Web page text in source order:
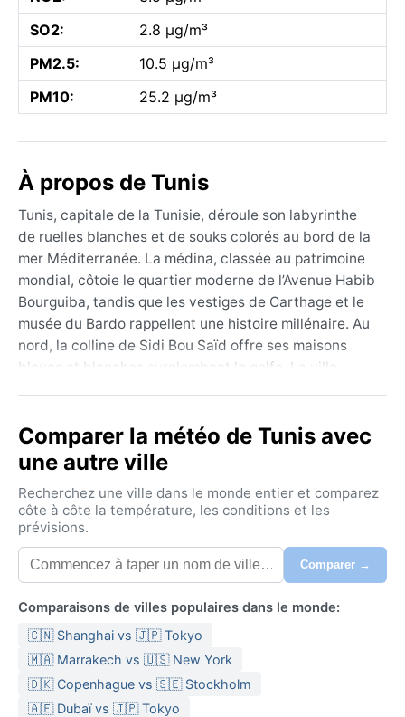
SO2:
2.8 µg/m³
PM2.5:
10.5 µg/m³
PM10:
25.2 µg/m³
À propos de Tunis
Tunis, capitale de la Tunisie, déroule son labyrinthe
de ruelles blanches et de souks colorés au bord de la
mer Méditerranée. La médina, classée au patrimoine
mondial, côtoie le quartier moderne de l’Avenue Habib
Bourguiba, tandis que les vestiges de Carthage et le
musée du Bardo rappellent une histoire millénaire. Au
nord, la colline de Sidi Bou Saïd offre ses maisons
bleues et blanches surplombant le golfe. La ville
parfum de jasmin et de cumin.
Le climat de Tunis, classé Csa selon Köppen, est un
méditerranéen à été chaud. Les étés sont longs, secs
et très chauds, avec des températures dépassant
régulièrement 35 °C en juillet et août, un ciel d’azur et
un taux d’humidité modéré. Les hivers sont doux et
humides, de décembre à février, avec des maximales
rarement torrentielles. Les précipitations annuelles
tournent autour de 400 mm, concentrées en automne
et en hiver. Pour les bagages, des vêtements légers et
un chapeau pour l’été, une veste et un parapluie pour
l’hiver suffisent.
Comparer la météo de Tunis avec
une autre ville
Recherchez une ville dans le monde entier et comparez
côte à côte la température, les conditions et les
prévisions.
Comparer →
Comparaisons de villes populaires dans le monde:
🇨🇳 Shanghai vs 🇯🇵 Tokyo
🇲🇦 Marrakech vs 🇺🇸 New York
🇩🇰 Copenhague vs 🇸🇪 Stockholm
🇦🇪 Dubaï vs 🇯🇵 Tokyo